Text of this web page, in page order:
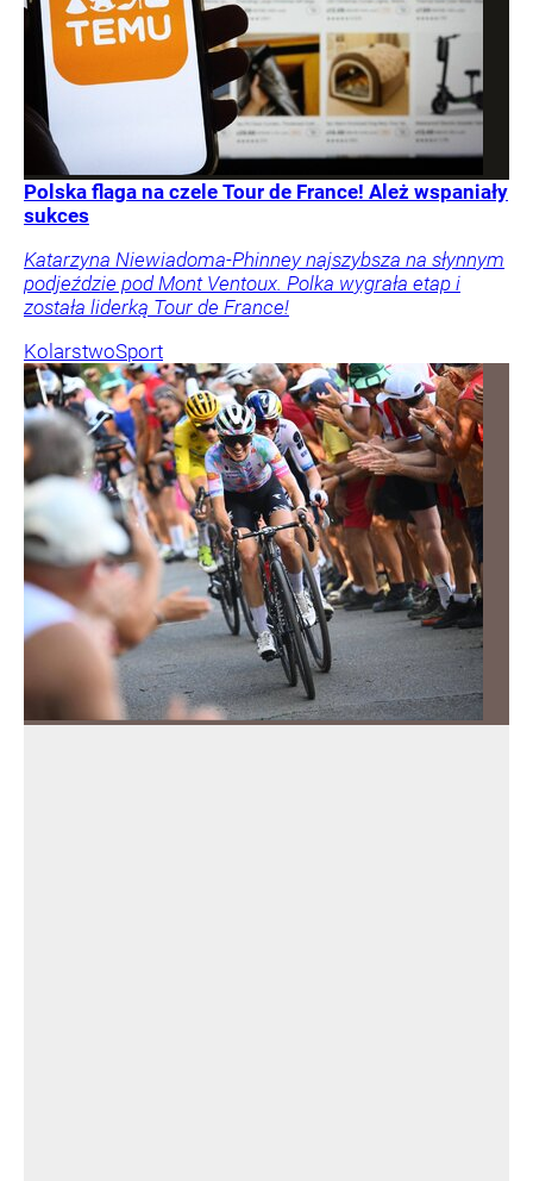
Polska flaga na czele Tour de France! Ależ wspaniały
sukces
Katarzyna Niewiadoma-Phinney najszybsza na słynnym
podjeździe pod Mont Ventoux. Polka wygrała etap i
została liderką Tour de France!
KolarstwoSport